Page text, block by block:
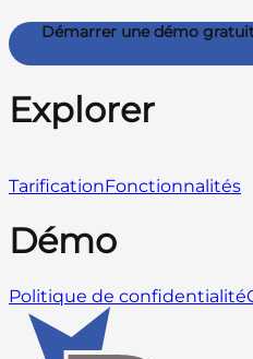
Démarrer une démo
Explorer
TarificationFonctionnalités
Démo
Politique de confidentialité